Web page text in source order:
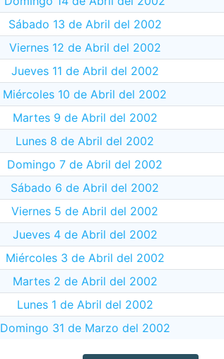
Sábado 13 de Abril del 2002
Viernes 12 de Abril del 2002
Jueves 11 de Abril del 2002
Miércoles 10 de Abril del 2002
Martes 9 de Abril del 2002
Lunes 8 de Abril del 2002
Domingo 7 de Abril del 2002
Sábado 6 de Abril del 2002
Viernes 5 de Abril del 2002
Jueves 4 de Abril del 2002
Miércoles 3 de Abril del 2002
Martes 2 de Abril del 2002
Lunes 1 de Abril del 2002
Domingo 31 de Marzo del 2002